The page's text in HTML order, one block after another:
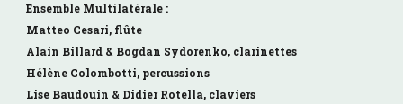
Ensemble Multilatérale :
Matteo Cesari, flûte
Alain Billard & Bogdan Sydorenko, clarinettes
Hélène Colombotti, percussions
Lise Baudouin & Didier Rotella, claviers